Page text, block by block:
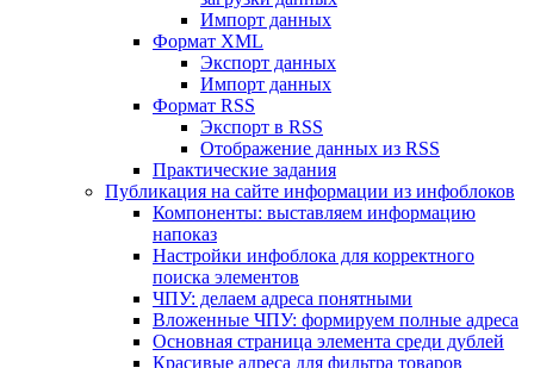
Импорт данных
Формат XML
Экспорт данных
Импорт данных
Формат RSS
Экспорт в RSS
Отображение данных из RSS
Практические задания
Публикация на сайте информации из инфоблоков
Компоненты: выставляем информацию
напоказ
Настройки инфоблока для корректного
поиска элементов
ЧПУ: делаем адреса понятными
Вложенные ЧПУ: формируем полные адреса
Основная страница элемента среди дублей
Красивые адреса для фильтра товаров